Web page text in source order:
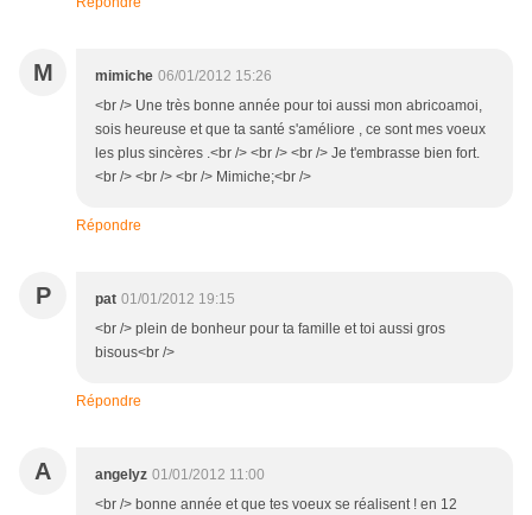
M mimiche 06/01/2012 15:26
<br /> Une très bonne année pour toi aussi mon abricoamoi,
sois heureuse et que ta santé s'améliore , ce sont mes voeux
les plus sincères .<br /> <br /> <br /> Je t'embrasse bien fort.
<br /> <br /> <br /> Mimiche;<br />
Répondre
P pat 01/01/2012 19:15
<br /> plein de bonheur pour ta famille et toi aussi gros
bisous<br />
Répondre
A angelyz 01/01/2012 11:00
<br /> bonne année et que tes voeux se réalisent ! en 12